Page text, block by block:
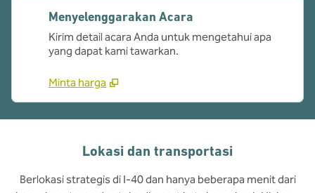
Menyelenggarakan Acara
Kirim detail acara Anda untuk mengetahui apa
yang dapat kami tawarkan.
Minta harga
Lokasi dan transportasi
Berlokasi strategis di I-40 dan hanya beberapa menit dari